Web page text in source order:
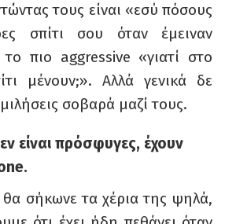
τους είναι «εσύ πόσους
σπίτι σου όταν έμειναν
το πιο aggressive «γιατί στο
μένουν;». Αλλά γενικά δε
μιλήσεις σοβαρά μαζί τους.
είναι πρόσφυγες, έχουν
.
σήκωνε τα χέρια της ψηλά,